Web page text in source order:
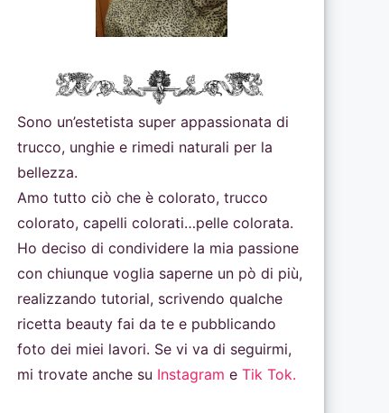
Sono un’estetista super appassionata di
trucco, unghie e rimedi naturali per la
bellezza.
Amo tutto ciò che è colorato, trucco
colorato, capelli colorati…pelle colorata.
Ho deciso di condividere la mia passione
con chiunque voglia saperne un pò di più,
realizzando tutorial, scrivendo qualche
ricetta beauty fai da te e pubblicando
foto dei miei lavori. Se vi va di seguirmi,
mi trovate anche su Instagram e Tik Tok.